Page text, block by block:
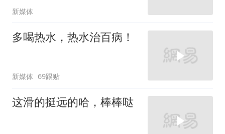
新媒体
多喝热水，热水治百病！
新媒体 69跟贴
这滑的挺远的哈，棒棒哒